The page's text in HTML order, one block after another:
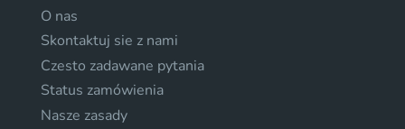
O nas
Skontaktuj sie z nami
Czesto zadawane pytania
Status zamówienia
Nasze zasady